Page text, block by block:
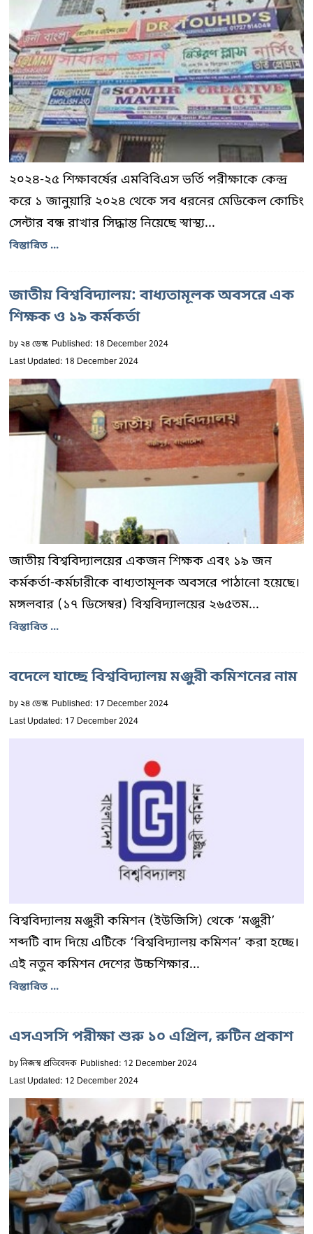
২০২৪-২৫ শিক্ষাবর্ষের এমবিবিএস ভর্তি পরীক্ষাকে কেন্দ্র
করে ১ জানুয়ারি ২০২৪ থেকে সব ধরনের মেডিকেল কোচিং
সেন্টার বন্ধ রাখার সিদ্ধান্ত নিয়েছে স্বাস্থ্য...
বিস্তারিত ...
জাতীয় বিশ্ববিদ্যালয়: বাধ্যতামূলক অবসরে এক
শিক্ষক ও ১৯ কর্মকর্তা
by২৪ ডেস্ক Published: 18 December 2024
Last Updated: 18 December 2024
জাতীয় বিশ্ববিদ্যালয়ের একজন শিক্ষক এবং ১৯ জন
কর্মকর্তা-কর্মচারীকে বাধ্যতামূলক অবসরে পাঠানো হয়েছে।
মঙ্গলবার (১৭ ডিসেম্বর) বিশ্ববিদ্যালয়ের ২৬৫তম...
বিস্তারিত ...
বদেলে যাচ্ছে বিশ্ববিদ্যালয় মঞ্জুরী কমিশনের নাম
by২৪ ডেস্ক Published: 17 December 2024
Last Updated: 17 December 2024
বিশ্ববিদ্যালয় মঞ্জুরী কমিশন (ইউজিসি) থেকে ‘মঞ্জুরী’
শব্দটি বাদ দিয়ে এটিকে ‘বিশ্ববিদ্যালয় কমিশন’ করা হচ্ছে।
এই নতুন কমিশন দেশের উচ্চশিক্ষার...
বিস্তারিত ...
এসএসসি পরীক্ষা শুরু ১০ এপ্রিল, রুটিন প্রকাশ
byনিজস্ব প্রতিবেদক Published: 12 December 2024
Last Updated: 12 December 2024